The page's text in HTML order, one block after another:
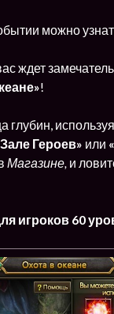
можно
ждет
»!
глубин,
Героев» или
Магазине, и
игроков 60